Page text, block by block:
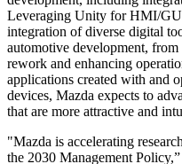
Jeux XR
Lancez des jeux XR sur
Jeux multijoueur
Simplifiez le développement
Leveraging Unity for HMI/
integration of diverse digital
automotive development,
rework and enhancing
applications created with and
devices, Mazda expects to
that are more attractive and
"Mazda is accelerating
the 2030 Management